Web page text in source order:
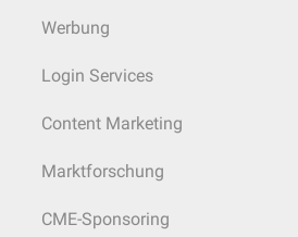
Werbung
Login Services
Content Marketing
Marktforschung
CME-Sponsoring